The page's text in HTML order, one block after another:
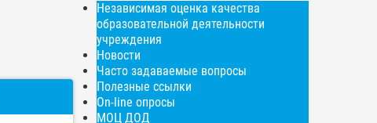
Независимая оценка качества
образовательной деятельности
учреждения
Новости
Часто задаваемые вопросы
Полезные ссылки
On-line опросы
МОЦ ДОД